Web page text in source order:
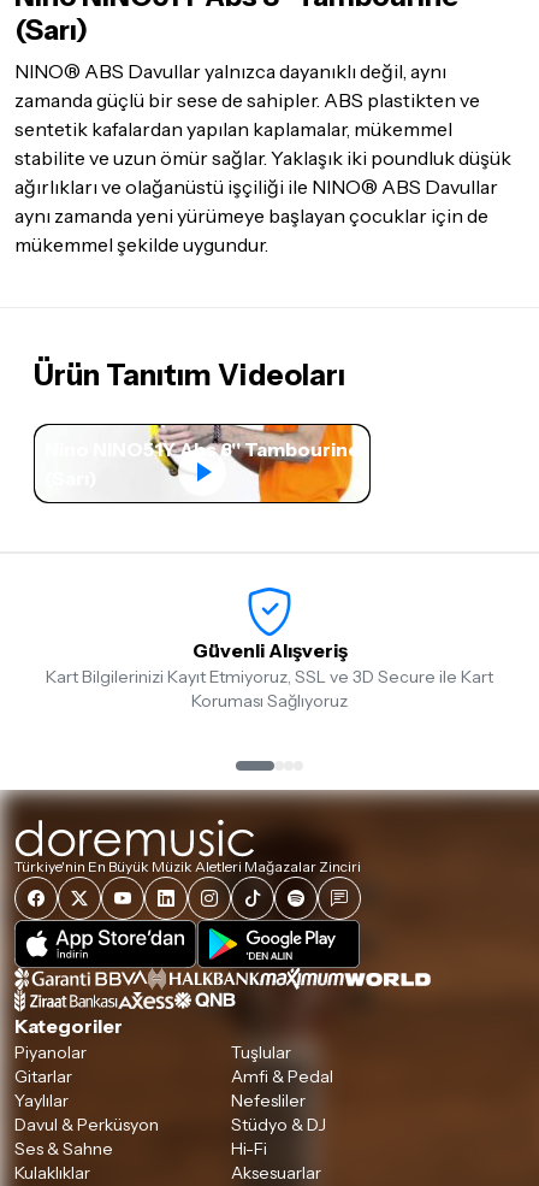
göndermeden önce mutlaka
geçerek bilgi veriniz.
İade ve değişim koşulları, ürün kategorilerine göre farklılık
gösterebilir. Lütfen satın almadan önce ilgili ürünün
iade/değişim şartlarını kontrol ettiğinizden emin olun.
Detaylar için
tıklayınız
(Sarı)
NINO® ABS Davullar yalnızca dayanıklı değil, aynı
zamanda güçlü bir sese de sahipler. ABS plastikten ve
sentetik kafalardan yapılan kaplamalar, mükemmel
stabilite ve uzun ömür sağlar. Yaklaşık iki poundluk düşük
ağırlıkları ve olağanüstü işçiliği ile NINO® ABS Davullar
aynı zamanda yeni yürümeye başlayan çocuklar için de
mükemmel şekilde uygundur.
Ürün Tanıtım Videoları
Nino NINO51Y Abs 8'' Tambourine
Güvenli Alışveriş
Kart Bilgilerinizi Kayıt Etmiyoruz, SSL ve 3D Secure ile Kart
Koruması Sağlıyoruz
Türkiye'nin En Büyük Müzik Aletleri Mağazalar Zinciri
Kategoriler
Piyanolar
Tuşlular
Gitarlar
Amfi & Pedal
Yaylılar
Nefesliler
Davul & Perküsyon
Stüdyo & DJ
Ses & Sahne
Hi-Fi
Kulaklıklar
Aksesuarlar